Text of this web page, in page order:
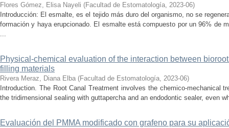
Flores Gómez, Elisa Nayeli (Facultad de Estomatología, 2023-06)
Introducción: El esmalte, es el tejido más duro del organismo, no se
formación y haya erupcionado. El esmalte está compuesto por un 96% de
...
Physical-chemical evaluation of the interaction between
filling materials
Rivera Meraz, Diana Elba (Facultad de Estomatología, 2023-06)
Introduction. The Root Canal Treatment involves the chemico-mechanical
the tridimensional sealing with guttapercha and an endodontic sealer, even
Evaluación del PMMA modificado con grafeno para su